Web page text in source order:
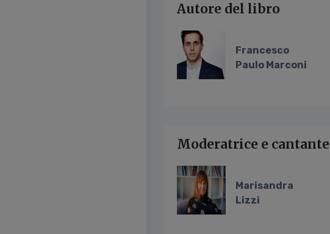
Autore del libro
Francesco
Paulo Marconi
Moderatrice e cantante
Marisandra
Lizzi